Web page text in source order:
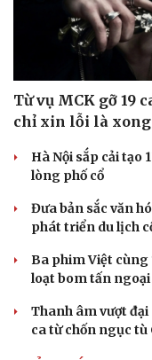
Từ vụ MCK gỡ 19
chỉ xin lỗi là xong
Hà Nội sắp cải tạo
lòng phố cổ
Đưa bản sắc văn
phát triển du lịch
Ba phim Việt cùng
loạt bom tấn ngoại
Thanh âm vượt đại
ca từ chốn ngục tù